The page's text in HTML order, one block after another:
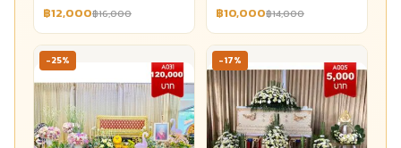
฿12,000฿16,000 ฿10,000฿14,000
-25% -17%